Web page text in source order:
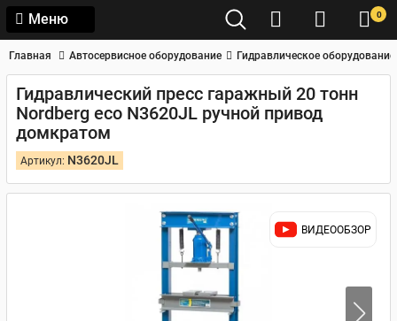
Меню 0
Главная Автосервисное оборудование Гидравлическое оборудование
Гидравлический пресс гаражный 20 тонн
Nordberg eco N3620JL ручной привод
домкратом
Артикул: N3620JL
ВИДЕООБЗОР